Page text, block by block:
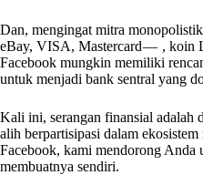
Dan, mengingat mitra
eBay, VISA, Mastercard — , koin
Facebook mungkin memiliki
untuk menjadi bank sentral yang
Kali ini, serangan finansial adalah
alih berpartisipasi dalam ekosistem
Facebook, kami mendorong Anda
membuatnya sendiri.